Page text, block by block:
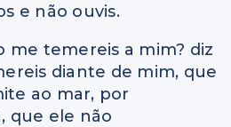
e não ouvis.
me temereis a mim? diz
diante de mim, que
ao mar, por
que ele não